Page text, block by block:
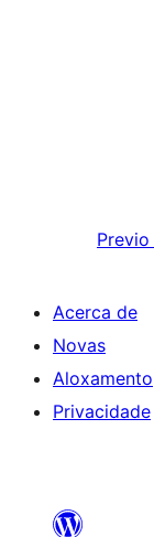
Previo
Acerca de
Novas
Aloxamento
Privacidade